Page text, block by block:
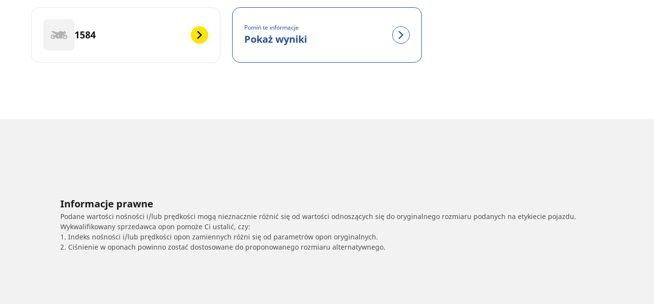
1584
Pomiń te informacje
Pokaż wyniki
Informacje prawne
Podane wartości nośności i/lub prędkości mogą nieznacznie różnić się od wartości odnoszących się do oryginalnego rozmiaru podanych na etykiecie pojazdu.
Wykwalifikowany sprzedawca opon pomoże Ci ustalić, czy:
1. Indeks nośności i/lub prędkości opon zamiennych różni się od parametrów opon oryginalnych.
2. Ciśnienie w oponach powinno zostać dostosowane do proponowanego rozmiaru alternatywnego.